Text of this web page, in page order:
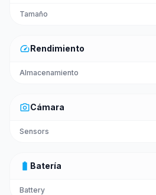
Tamaño
speedRendimiento
Almacenamiento
photo_cameraCámara
Sensors
battery_full Batería
Battery